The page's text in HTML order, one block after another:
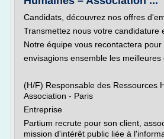
Candidats, découvrez nos offres
Transmettez nous votre candidature
Notre équipe vous recontactera pour
envisagions ensemble les meilleures
(H/F) Responsable des Ressources
Association - Paris
Entreprise
Partium recrute pour son client,
mission d'intérêt public liée à